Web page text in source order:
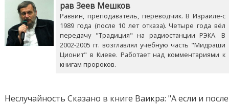
рав Зеев Мешков
Раввин, преподаватель, переводчик. В Израиле-с
1989 года (после 10 лет отказа). Четыре года вёл
передачу "Традиция" на радиостанции РЭКА. В
2002-2005 гг. возглавлял учебную часть "Мидраши
Ционит" в Киеве. Работает над комментариями к
книгам пророков.
Неслучайность Сказано в книге Ваикра: "А если и после